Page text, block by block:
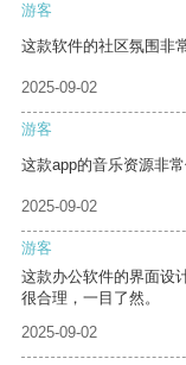
游客
这款软件的社区氛围非
2025-09-02
游客
这款app的音乐资源非
2025-09-02
游客
这款办公软件的界面设
很合理，一目了然。
2025-09-02